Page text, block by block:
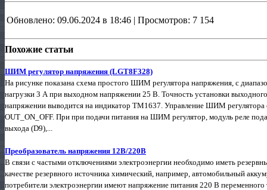
Обновлено: 09.06.2024 в 18:46 | Просмотров: 7 154
Похожие статьи
ШИМ регулятор напряжения (LGT8F328)
На рисунке показана схема простого ШИМ регулятора напряжения, с
нагрузки 3 А при выходном напряжении 25 В. Точность установки
напряжении выводится на индикатор TM1637. Управление ШИМ
OUT_ON_OFF. При при подачи питания на ШИМ регулятор, модуль реле
выхода (D9),...
Преобразователь напряжения 12В/220В
В связи с частыми отключениями электроэнергии необходимо иметь
качестве резервного источника химический, например, автомобильный
потребители электроэнергии имеют напряжение питания 220 В